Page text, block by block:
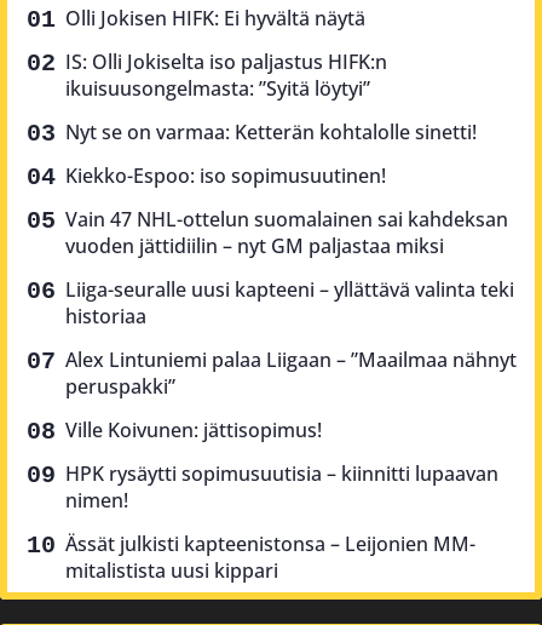
Olli Jokisen HIFK: Ei hyvältä näytä
IS: Olli Jokiselta iso paljastus HIFK:n
ikuisuusongelmasta: ”Syitä löytyi”
Nyt se on varmaa: Ketterän kohtalolle sinetti!
Kiekko-Espoo: iso sopimusuutinen!
Vain 47 NHL-ottelun suomalainen sai kahdeksan
vuoden jättidiilin – nyt GM paljastaa miksi
Liiga-seuralle uusi kapteeni – yllättävä valinta teki
historiaa
Alex Lintuniemi palaa Liigaan – ”Maailmaa nähnyt
peruspakki”
Ville Koivunen: jättisopimus!
HPK rysäytti sopimusuutisia – kiinnitti lupaavan
nimen!
Ässät julkisti kapteenistonsa – Leijonien MM-
mitalistista uusi kippari